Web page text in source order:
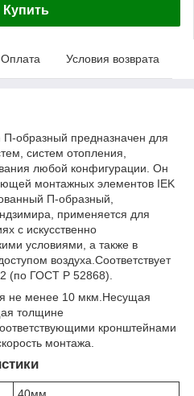
Купить
Оплата Условия возврата
образный предназначен для
систем отопления,
любой конфигурации. Он
монтажных элементов IEK
П-образный,
применяется для
с искусственно
условиями, а также в
воздуха.Соответствует
2 (по ГОСТ Р 52868).
не менее 10 мкм.Несущая
толщине
кронштейнами
монтажа.
40мм